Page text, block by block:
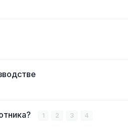
1 2 3 4